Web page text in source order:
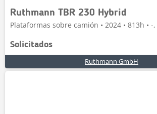
Ruthmann TBR 230 Hybrid
Plataformas sobre camión • 2024 • 813h • -,
Solicitados
Ruthmann GmbH